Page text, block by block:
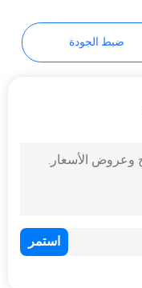
ضبط الجودة